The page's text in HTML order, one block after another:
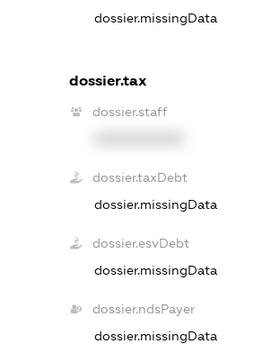
dossier.missingData
dossier.tax
dossier.staff
dossier.taxDebt
dossier.missingData
dossier.esvDebt
dossier.missingData
dossier.ndsPayer
dossier.missingData